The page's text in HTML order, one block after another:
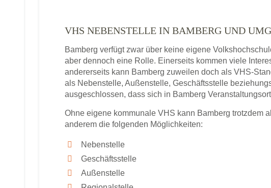
VHS NEBENSTELLE IN BAMBERG UND
Bamberg verfügt zwar über keine eigene
aber dennoch eine Rolle. Einerseits kommen viele
andererseits kann Bamberg zuweilen doch als VHS-
als Nebenstelle, Außenstelle, Geschäftsstelle
ausgeschlossen, dass sich in Bamberg
Ohne eigene kommunale VHS kann Bamberg trotzdem
anderem die folgenden Möglichkeiten:
Nebenstelle
Geschäftsstelle
Außenstelle